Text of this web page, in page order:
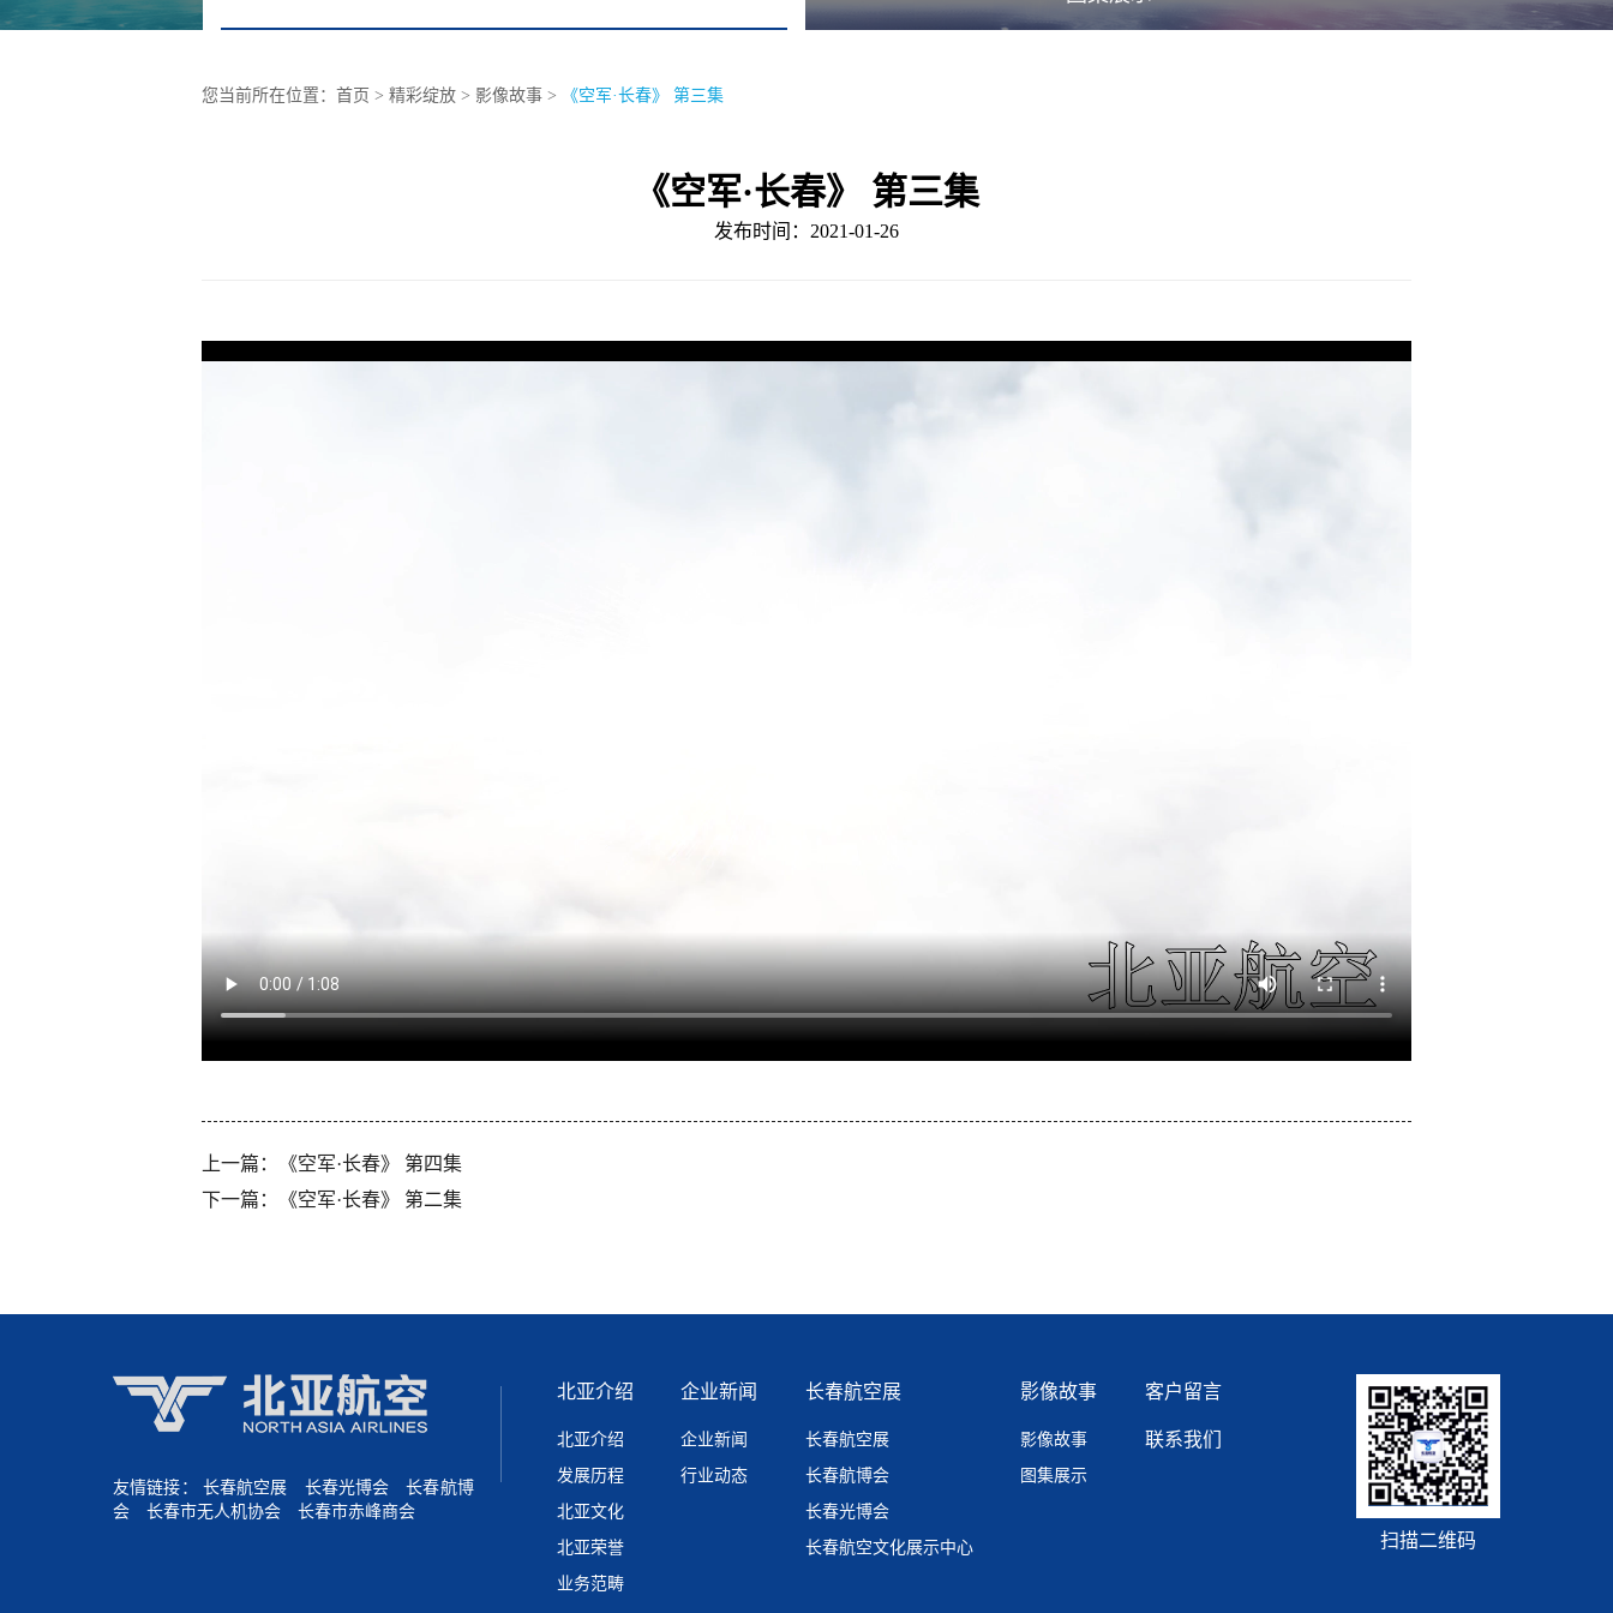
您当前所在位置： 首页 > 精彩绽放 > 影像故事 > 《空军·长春》 第三集
《空军·长春》 第三集
发布时间：2021-01-26
上一篇：
《空军·长春》 第四集
下一篇：
《空军·长春》 第二集
友情链接： 长春航空展 长春光博会
长春航博
会
长春市无人机协会 长春市赤峰商会
北亚介绍
北亚介绍
发展历程
北亚文化
北亚荣誉
业务范畴
企业新闻
企业新闻
行业动态
长春航空展
长春航空展
长春航博会
长春光博会
长春航空文化展示中心
影像故事
影像故事
图集展示
客户留言
联系我们
扫描二维码